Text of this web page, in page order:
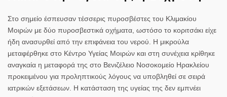
Στο σημείο έσπευσαν τέσσερις πυροσβέστες του Κλιμακίου
Μοιρών με δύο πυροσβεστικά οχήματα, ωστόσο το κοριτσάκι είχε
ήδη ανασυρθεί από την επιφάνεια του νερού. Η μικρούλα
μεταφέρθηκε στο Κέντρο Υγείας Μοιρών και στη συνέχεια κρίθηκε
αναγκαία η μεταφορά της στο Βενιζέλειο Νοσοκομείο Ηρακλείου
προκειμένου για προληπτικούς λόγους να υποβληθεί σε σειρά
ιατρικών εξετάσεων. Η κατάσταση της υγείας της δεν εμπνέει